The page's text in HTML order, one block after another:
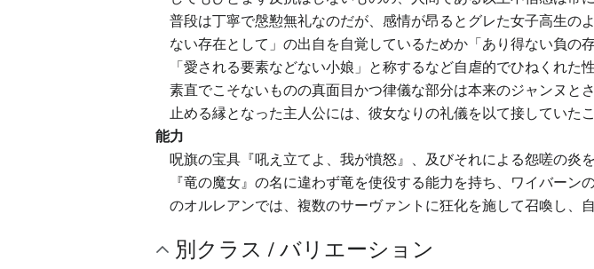
普段は丁寧で慇懃無礼なのだが、感情が昂るとグレた女子高生
ない存在として」の出自を自覚しているためか「あり得ない負
「愛される要素などない小娘」と称するなど自虐的でひねくれ
素直でこそないものの真面目かつ律儀な部分は本来のジャンヌ
止める縁となった主人公には、彼女なりの礼儀を以て接していたこ
能力
呪旗の宝具『吼え立てよ、我が憤怒』、及びそれによる怨嗟の炎
『竜の魔女』の名に違わず竜を使役する能力を持ち、ワイバーン
のオルレアンでは、複数のサーヴァントに狂化を施して召喚し、
別クラス / バリエーション